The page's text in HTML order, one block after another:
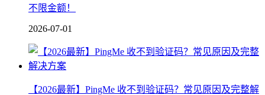
不限金额！
2026-07-01
【2026最新】PingMe 收不到验证码？常见原因及完整解